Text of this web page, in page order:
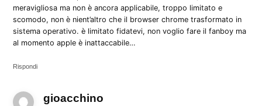
meravigliosa ma non è ancora applicabile, troppo limitato e
scomodo, non è nient’altro che il browser chrome trasformato in
sistema operativo. è limitato fidatevi, non voglio fare il fanboy ma
al momento apple è inattaccabile…
Rispondi
gioacchino